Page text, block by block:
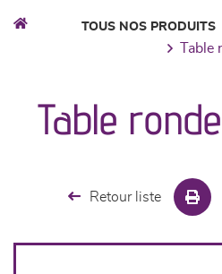
séjours
chambres et dressing
TOUS NOS PRODUITS
table
Table
Retour liste